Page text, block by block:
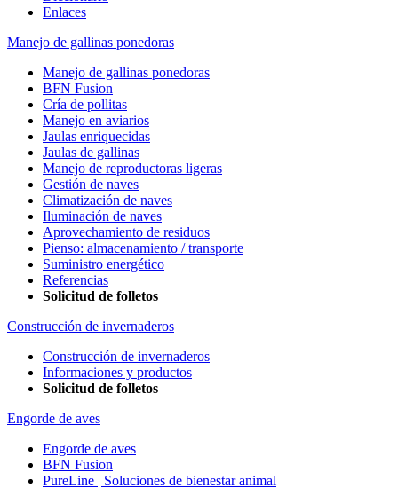
Enlaces
Manejo de gallinas ponedoras
Manejo de gallinas ponedoras
BFN Fusion
Cría de pollitas
Manejo en aviarios
Jaulas enriquecidas
Jaulas de gallinas
Manejo de reproductoras ligeras
Gestión de naves
Climatización de naves
Iluminación de naves
Aprovechamiento de residuos
Pienso: almacenamiento / transporte
Suministro energético
Referencias
Solicitud de folletos
Construcción de invernaderos
Construcción de invernaderos
Informaciones y productos
Solicitud de folletos
Engorde de aves
Engorde de aves
BFN Fusion
PureLine | Soluciones de bienestar animal